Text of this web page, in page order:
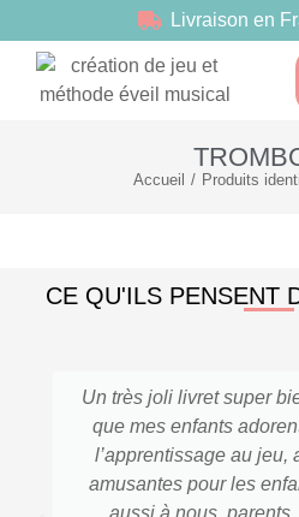
Livraison en
Vous êtes ici :Accueil Produits
CE QU'ILS PENSENT
Un très joli livret super
que mes enfants
l’apprentissage au jeu,
amusantes pour les